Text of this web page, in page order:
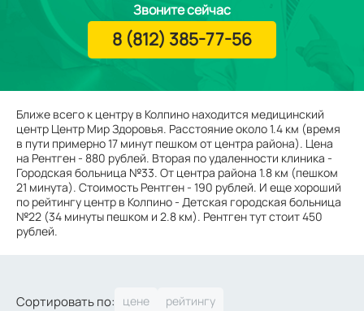
Ближе всего к центру в Колпино находится медицинский
центр Центр Мир Здоровья. Расстояние около 1.4 км (время
в пути примерно 17 минут пешком от центра района). Цена
на Рентген - 880 рублей. Вторая по удаленности клиника -
Городская больница №33. От центра района 1.8 км (пешком
21 минута). Стоимость Рентген - 190 рублей. И еще хороший
по рейтингу центр в Колпино - Детская городская больница
№22 (34 минуты пешком и 2.8 км). Рентген тут стоит 450
рублей.
Звоните сейчас
8 (812) 385-77-56
Сортировать по: